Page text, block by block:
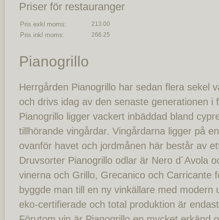
Priser för restauranger
Pris exkl moms: 213.00
Pris inkl moms: 266.25
Pianogrillo
Herrgården Pianogrillo har sedan flera sekel
och drivs idag av den senaste generationen i
Pianogrillo ligger vackert inbäddad bland
tillhörande vingårdar. Vingårdarna ligger på
ovanför havet och jordmånen här består av
Druvsorter Pianogrillo odlar är Nero d´Avola
vinerna och Grillo, Grecanico och Carricante
byggde man till en ny vinkällare med modern
eko-certifierade och total produktion är